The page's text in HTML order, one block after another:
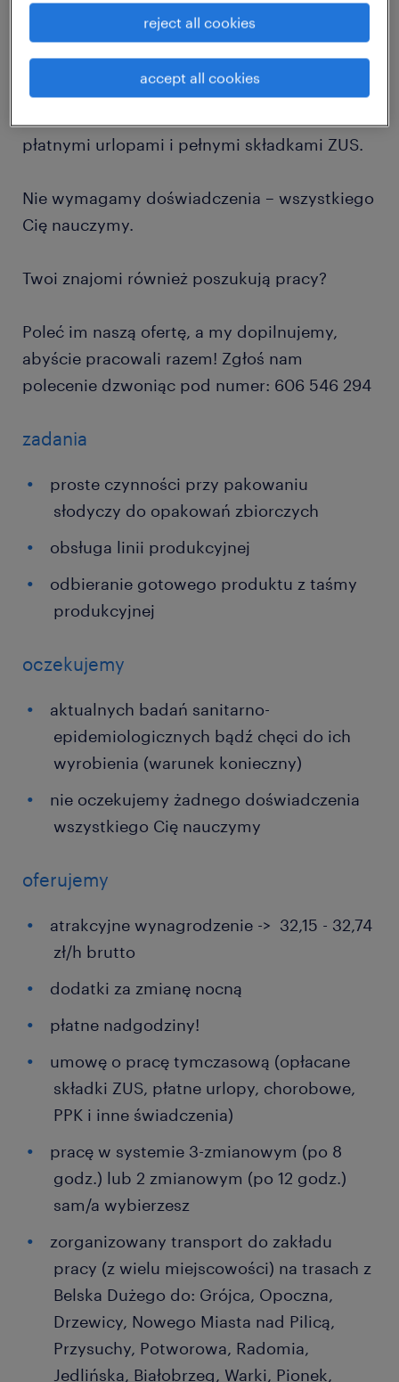
środowisku przy pakowaniu znanych
słodkości?
Oferujemy stałą pracę z wynagrodzeniem
płatnymi urlopami i pełnymi składkami ZUS.
Nie wymagamy doświadczenia – wszystkiego
Cię nauczymy.
Twoi znajomi również poszukują pracy?
Poleć im naszą ofertę, a my dopilnujemy,
abyście pracowali razem! Zgłoś nam
polecenie dzwoniąc pod numer: 606 546 294
zadania
proste czynności przy pakowaniu
słodyczy do opakowań zbiorczych
obsługa linii produkcyjnej
odbieranie gotowego produktu z taśmy
produkcyjnej
oczekujemy
aktualnych badań sanitarno-
epidemiologicznych bądź chęci do ich
wyrobienia (warunek konieczny)
nie oczekujemy żadnego doświadczenia
wszystkiego Cię nauczymy
oferujemy
atrakcyjne wynagrodzenie -> 32,15 - 32,74
zł/h brutto
dodatki za zmianę nocną
płatne nadgodziny!
umowę o pracę tymczasową (opłacane
składki ZUS, płatne urlopy, chorobowe,
PPK i inne świadczenia)
pracę w systemie 3-zmianowym (po 8
godz.) lub 2 zmianowym (po 12 godz.)
sam/a wybierzesz
zorganizowany transport do zakładu
pracy (z wielu miejscowości) na trasach z
Belska Dużego do: Grójca, Opoczna,
Drzewicy, Nowego Miasta nad Pilicą,
Przysuchy, Potworowa, Radomia,
Jedlińska, Białobrzeg, Warki, Pionek,
accept all cookies
reject all cookies